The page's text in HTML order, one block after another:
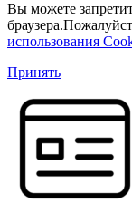
Вы можете
использования
Принять